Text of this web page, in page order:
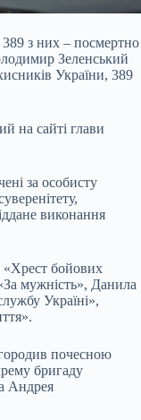
з них – посмертно
Зеленський
України, 389
на сайті глави
за особисту
виконання
«Хрест бойових
мужність», Данила
Україні»,
почесною
бригаду
Андрея